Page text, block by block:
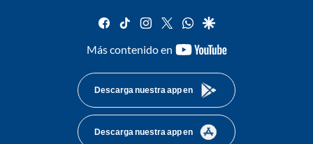
facebook
tiktok instagram
twitterwhatsapp
google
Más contenido en
youtube-
Descarga nuestra app en
Descarga nuestra app en